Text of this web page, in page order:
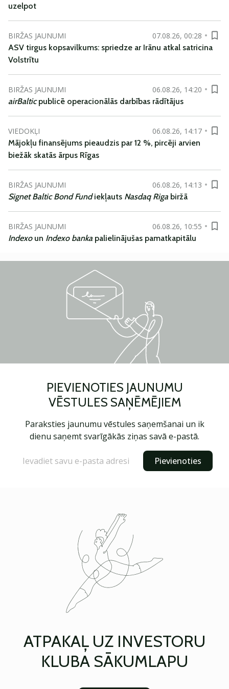
uzelpot
BIRŽAS JAUNUMI
07.08.26, 00:28
ASV tirgus kopsavilkums: spriedze ar Irānu atkal satricina
Volstrītu
BIRŽAS JAUNUMI
06.08.26, 14:20
airBalticpublicē operacionālās darbības rādītājus
VIEDOKĻI
06.08.26, 14:17
Mājokļu finansējums pieaudzis par 12 %, pircēji arvien
biežāk skatās ārpus Rīgas
BIRŽAS JAUNUMI
06.08.26, 14:13
Signet Baltic Bond Fundiekļauts Nasdaq Riga biržā
BIRŽAS JAUNUMI
06.08.26, 10:55
Indexoun Indexo banka palielinājušas pamatkapitālu
PIEVIENOTIES JAUNUMU
VĒSTULES SAŅĒMĒJIEM
Paraksties jaunumu vēstules saņemšanai un ik
dienu saņemt svarīgākās ziņas savā e-pastā.
Pievienoties
ATPAKAĻ UZ INVESTORU
KLUBA SĀKUMLAPU